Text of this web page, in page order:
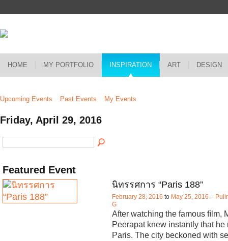
HOME MY PORTFOLIO INSPIRATION ART DESIGN
Upcoming Events Past Events My Events
Friday, April 29, 2016
Featured Event
นิทรรศการ “Paris 188”
February 28, 2016 to May 25, 2016 –
G
After watching the famous ﬁlm,
Peerapat knew instantly that he
Paris. The city beckoned with